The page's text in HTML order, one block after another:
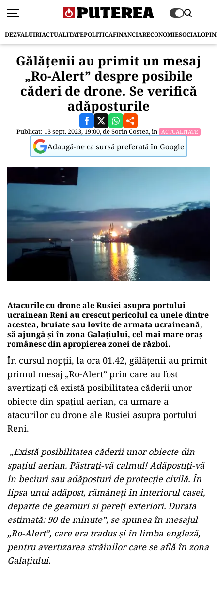
DEZVALUIRIACTUALITATEPOLITICĂFINANCIARECONOMIESOCIAL
Gălățenii au primit un mesaj
„Ro-Alert” despre posibile
căderi de drone. Se verifică
adăposturile
Publicat: 13 sept. 2023, 19:00, deSorin Costea, în ACTUALITATE
Adaugă-ne ca sursă preferată în Google
Atacurile cu drone ale Rusiei asupra portului
ucrainean Reni au crescut pericolul ca unele dintre
acestea, bruiate sau lovite de armata ucraineană,
să ajungă și în zona Galațiului, cel mai mare oraș
românesc din apropierea zonei de război.
În cursul nopții, la ora 01.42, gălăţenii au primit
primul mesaj „Ro-Alert” prin care au fost
avertizaţi că există posibilitatea căderii unor
obiecte din spațiul aerian, ca urmare a
atacurilor cu drone ale Rusiei asupra portului
Reni.
„Există posibilitatea căderii unor obiecte din
spaţiul aerian. Păstraţi-vă calmul! Adăpostiţi-vă
în beciuri sau adăposturi de protecţie civilă. În
lipsa unui adăpost, rămâneţi în interiorul casei,
departe de geamuri şi pereţi exteriori. Durata
estimată: 90 de minute”, se spunea în mesajul
„Ro-Alert”, care era tradus și în limba engleză,
pentru avertizarea străinilor care se află în zona
Galațiului.